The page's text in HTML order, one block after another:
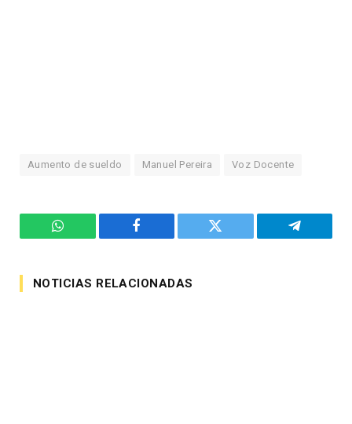
Aumento de sueldo Manuel Pereira Voz Docente
WhatsApp Facebook Twitter Telegram
NOTICIAS RELACIONADAS